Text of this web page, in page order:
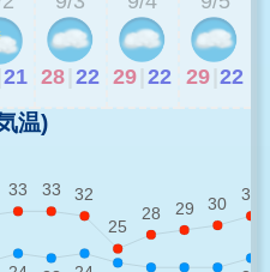
21 28 22 29 22 29 22
温)